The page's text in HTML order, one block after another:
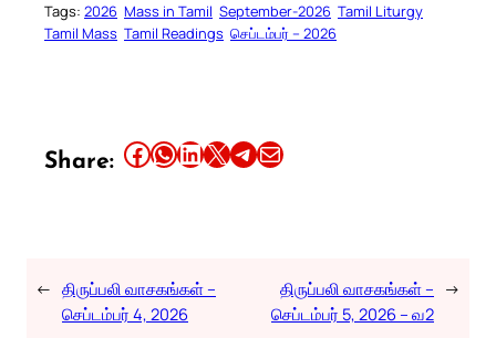
Tags: 2026 Mass in Tamil September-2026 Tamil Liturgy
Tamil Mass Tamil Readings செப்டம்பர் – 2026
Share: Share this article on Facebook Share this article on WhatsApp Share this article on LinkedIn Share this article on X Share this article on TelegramEmail this Article
← திருப்பலி வாசகங்கள் –
செப்டம்பர் 4, 2026
திருப்பலி வாசகங்கள் –
செப்டம்பர் 5, 2026 – வ2
→